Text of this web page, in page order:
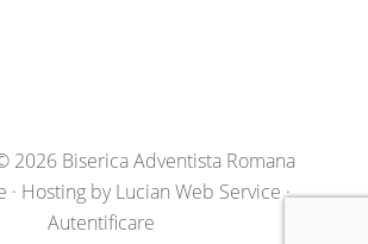
2026 Biserica Adventista Romana
· Hosting byLucian Web Service·
Autentificare